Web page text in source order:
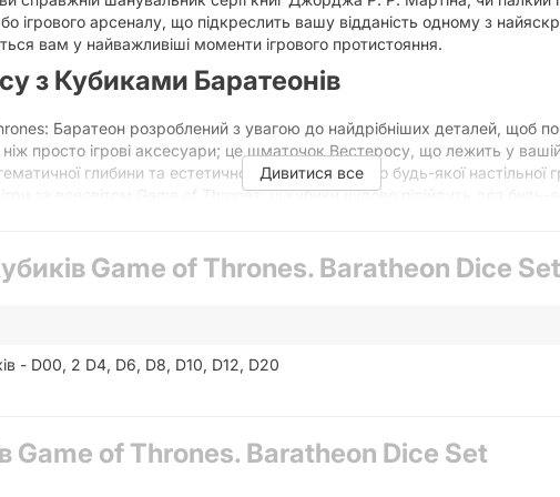
ігрового арсеналу, що підкреслить вашу відданість одному з
вам у найважливіші моменти ігрового протистояння.
з Кубиками Баратеонів
Баратеон розроблений з увагою до найдрібніших деталей, щоб
просто ігрові аксесуари; це шматочок Вестеросу, що лежить у
глибини та естетичного задоволення до будь-якої
за всесвітом Game of Thrones, ці кубики чудово підійдуть для будь-
Сили Баратеонів
мистецтва, що втілює велич та символіку Дому Баратеонів. Кожен
кольорах, що традиційно пов'язані з Домом Баратеонів, що одразу
є символом сили, шляхетності та непереможності, що ідеально
Дивитися все
Game of Thrones. Baratheon Dice Set
- D00, 2 D4, D6, D8, D10, D12, D20
Game of Thrones. Baratheon Dice Set